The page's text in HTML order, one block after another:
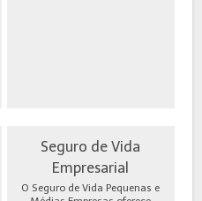
Seguro de Vida
Empresarial
O Seguro de Vida Pequenas e